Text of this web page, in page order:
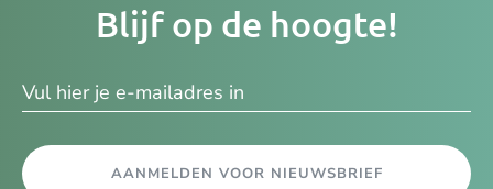
Blijf op de hoogte!
AANMELDEN VOOR NIEUWSBRIEF